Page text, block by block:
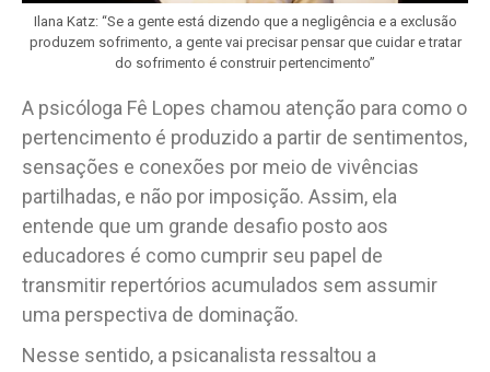
Ilana Katz: “Se a gente está dizendo que a negligência e a exclusão
produzem sofrimento, a gente vai precisar pensar que cuidar e tratar
do sofrimento é construir pertencimento”
A psicóloga Fê Lopes chamou atenção para como o
pertencimento é produzido a partir de sentimentos,
sensações e conexões por meio de vivências
partilhadas, e não por imposição. Assim, ela
entende que um grande desafio posto aos
educadores é como cumprir seu papel de
transmitir repertórios acumulados sem assumir
uma perspectiva de dominação.
Nesse sentido, a psicanalista ressaltou a